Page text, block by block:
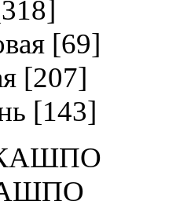
[69]
[207]
[143]